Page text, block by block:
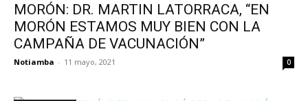
MORÓN: DR. MARTIN LATORRACA, “EN
MORÓN ESTAMOS MUY BIEN CON LA
CAMPAÑA DE VACUNACIÓN”
Notiamba - 11 mayo, 2021 0